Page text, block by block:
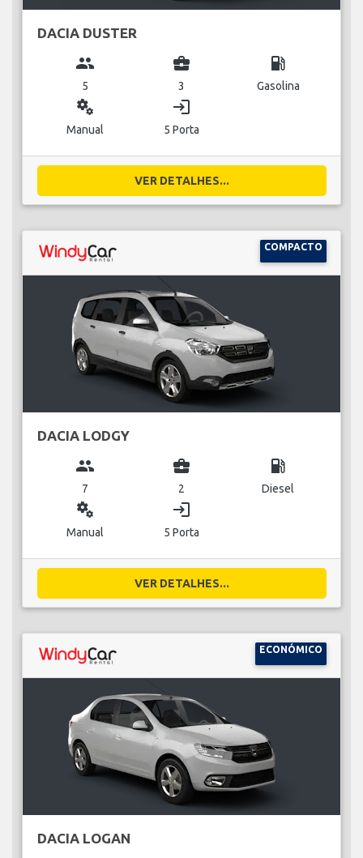
DACIA DUSTER
group
5
business_center
3
local_gas_station
Gasolina
miscellaneous_services
Manual
login
5 Porta
VER DETALHES...
COMPACTO
DACIA LODGY
group
7
business_center
2
local_gas_station
Diesel
miscellaneous_services
Manual
login
5 Porta
VER DETALHES...
ECONÓMICO
DACIA LOGAN